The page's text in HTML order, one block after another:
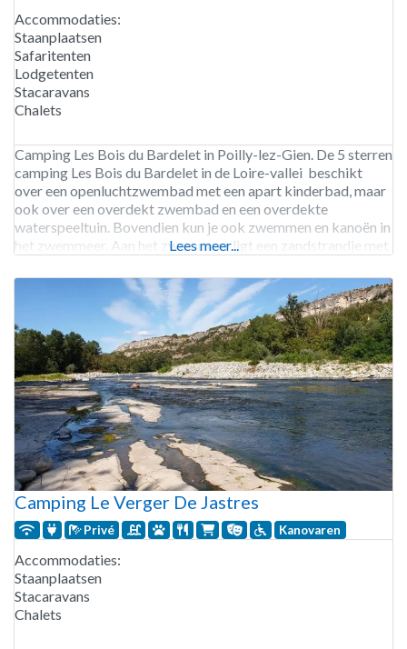
Accommodaties:
Staanplaatsen
Safaritenten
Lodgetenten
Stacaravans
Chalets
Camping Les Bois du Bardelet in Poilly-lez-Gien. De 5 sterren
camping Les Bois du Bardelet in de Loire-vallei beschikt
over een openluchtzwembad met een apart kinderbad, maar
ook over een overdekt zwembad en een overdekte
waterspeeltuin. Bovendien kun je ook zwemmen en kanoën in
het zwemmeer. Aan het zwemmeer ligt een zandstrandje met
Lees meer...
Camping Le Verger De Jastres
Privé Kanovaren
Accommodaties:
Staanplaatsen
Stacaravans
Chalets